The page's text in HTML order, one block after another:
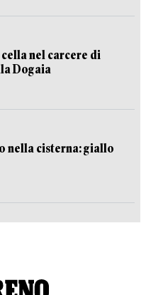
nel carcere di
Dogaia
nella cisterna: giallo